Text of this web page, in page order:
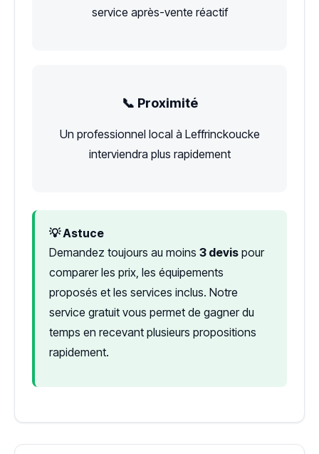
service après-vente réactif
📞 Proximité
Un professionnel local à Leffrinckoucke
interviendra plus rapidement
💡 Astuce
Demandez toujours au moins 3 devis pour
comparer les prix, les équipements
proposés et les services inclus. Notre
service gratuit vous permet de gagner du
temps en recevant plusieurs propositions
rapidement.